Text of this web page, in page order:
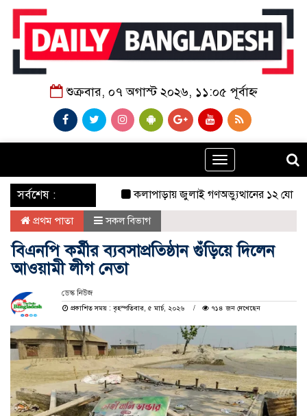
শুক্রবার, ০৭ অগাস্ট ২০২৬, ১১:০৫ পূর্বাহ্ন
Toggle
navigation
‌ সর্বশেষ : কলাপাড়ায় জুলাই গণঅভ্যুত্থানের ১২ যোদ্ধাকে
প্রথম পাতা সকল বিভাগ
বিএনপি কর্মীর ব্যবসাপ্রতিষ্ঠান গুঁড়িয়ে দিলেন
আওয়ামী লীগ নেতা
ডেস্ক নিউজ
প্রকাশিত সময় : বৃহস্পতিবার, ৫ মার্চ, ২০২৬
৭১৪ জন দেখেছেন